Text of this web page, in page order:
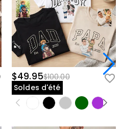
$49.95$100.00
Soldes d'été